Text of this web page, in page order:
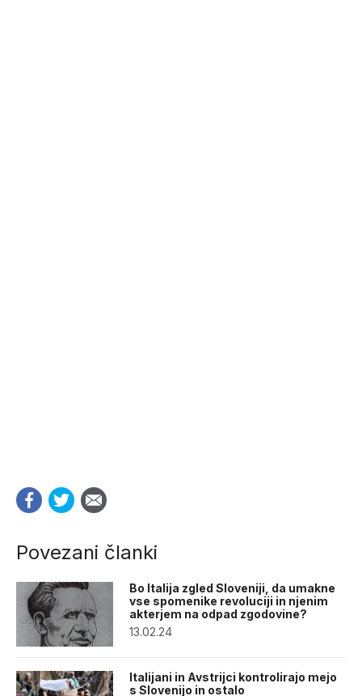
Povezani članki
Bo Italija zgled Sloveniji, da umakne
vse spomenike revoluciji in njenim
akterjem na odpad zgodovine?
13.02.24
Italijani in Avstrijci kontrolirajo mejo
s Slovenijo in ostalo